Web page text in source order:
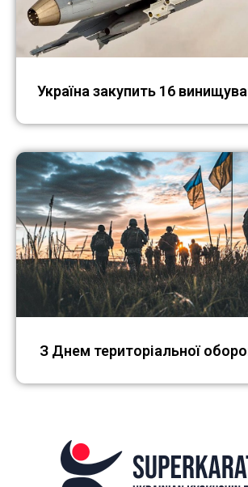
Україна закупить 16
З Днем територіальної